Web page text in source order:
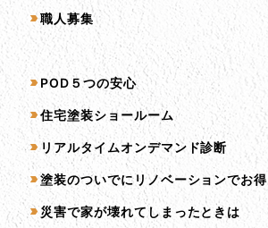
職人募集
サービス一覧
POD５つの安心
住宅塗装ショールーム
リアルタイムオンデマンド診断
塗装のついでにリノベーションでお得
災害で家が壊れてしまったときは